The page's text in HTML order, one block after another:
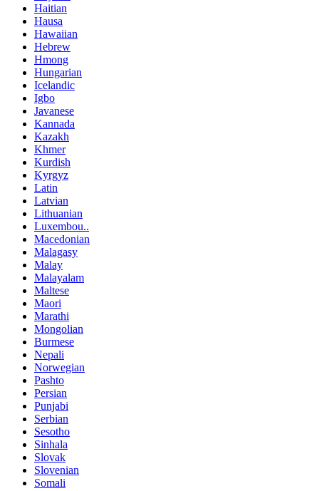
Haitian
Hausa
Hawaiian
Hebrew
Hmong
Hungarian
Icelandic
Igbo
Javanese
Kannada
Kazakh
Khmer
Kurdish
Kyrgyz
Latin
Latvian
Lithuanian
Luxembou..
Macedonian
Malagasy
Malay
Malayalam
Maltese
Maori
Marathi
Mongolian
Burmese
Nepali
Norwegian
Pashto
Persian
Punjabi
Serbian
Sesotho
Sinhala
Slovak
Slovenian
Somali